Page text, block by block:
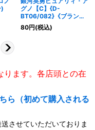
ス
グノ【C】{D-
BT06/082}《ブラント
ゲート》
80円(税込)
ます。各店頭との在
ら（初めて購入される
させていただいておりま